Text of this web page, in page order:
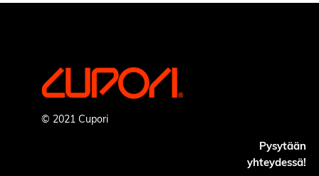
© 2021 Cupori
Pysytään
yhteydessä!